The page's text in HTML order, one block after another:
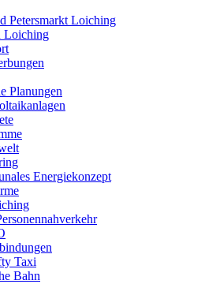
Petersmarkt Loiching
Loiching
Planungen
Energiekonzept
Taxi
Bahn